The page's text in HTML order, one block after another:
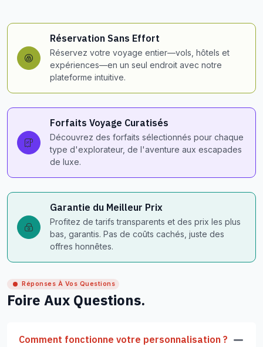
Réservation Sans Effort
Réservez votre voyage entier—vols, hôtels et
expériences—en un seul endroit avec notre
plateforme intuitive.
Forfaits Voyage Curatisés
Découvrez des forfaits sélectionnés pour chaque
type d'explorateur, de l'aventure aux escapades
de luxe.
Garantie du Meilleur Prix
Profitez de tarifs transparents et des prix les plus
bas, garantis. Pas de coûts cachés, juste des
offres honnêtes.
Réponses À Vos Questions
Foire Aux Questions.
Comment fonctionne votre personnalisation ?